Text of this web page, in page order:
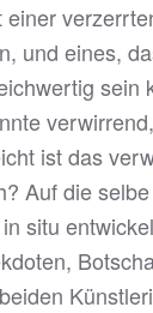
einer
und eines,
sein
ist das
Auf die
situ